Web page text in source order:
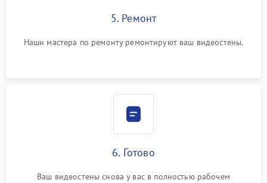
5. Ремонт
Наши мастера по ремонту ремонтируют ваш видеостены.
6. Готово
Ваш видеостены снова у вас в полностью рабочем